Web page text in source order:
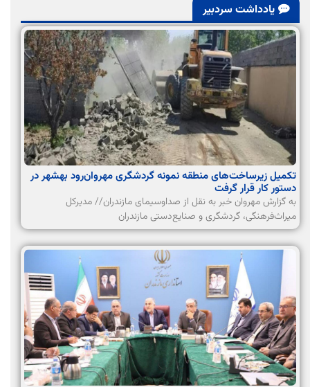
یادداشت سردبیر
تکمیل زیرساخت‌های منطقه نمونه گردشگری مهروان‌رود بهشهر در
دستور کار قرار گرفت
به گزارش مهروان خبر به نقل از صداوسیمای مازندران// مدیرکل
میراث‌فرهنگی، گردشگری و صنایع‌دستی مازندران